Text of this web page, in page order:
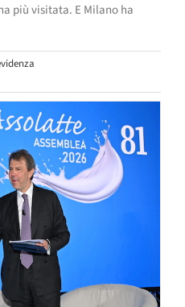
più visitata. E Milano ha